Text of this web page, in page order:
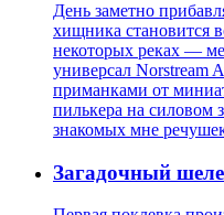
День заметно
хищника становится
некоторых реках —
универсал Norstream
приманками от
пилькера на силовом
знакомых мне
Загадочный